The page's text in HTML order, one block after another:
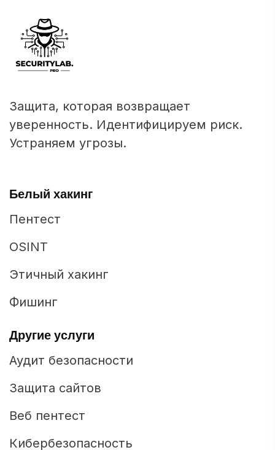
Защита, которая возвращает
уверенность. Идентифицируем риск.
Устраняем угрозы.
Белый хакинг
Пентест
OSINT
Этичный хакинг
Фишинг
Другие услуги
Аудит безопасности
Защита сайтов
Веб пентест
Кибербезопасность